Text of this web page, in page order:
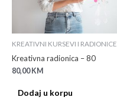
KREATIVNI KURSEVI I RADIONICE
Kreativna radionica – 80
80,00 KM
Dodaj u korpu